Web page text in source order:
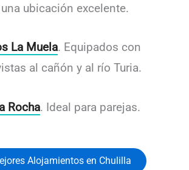
ubicación excelente.
La Muela. Equipados con
al cañón y al río Turia.
Rocha. Ideal para parejas.
Alojamientos en Chulilla